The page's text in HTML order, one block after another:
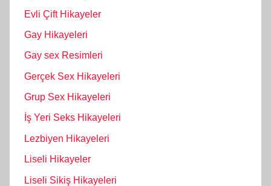
Evli Çift Hikayeler
Gay Hikayeleri
Gay sex Resimleri
Gerçek Sex Hikayeleri
Grup Sex Hikayeleri
İş Yeri Seks Hikayeleri
Lezbiyen Hikayeleri
Liseli Hikayeler
Liseli Sikiş Hikayeleri